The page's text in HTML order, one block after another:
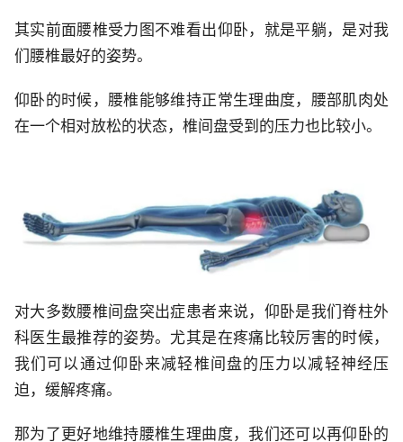
其实前面腰椎受力图不难看出仰卧，就是平躺，是对我
们腰椎最好的姿势。
仰卧的时候，腰椎能够维持正常生理曲度，腰部肌肉处
在一个相对放松的状态，椎间盘受到的压力也比较小。
对大多数腰椎间盘突出症患者来说，仰卧是我们脊柱外
科医生最推荐的姿势。尤其是在疼痛比较厉害的时候，
我们可以通过仰卧来减轻椎间盘的压力以减轻神经压
迫，缓解疼痛。
那为了更好地维持腰椎生理曲度，我们还可以再仰卧的